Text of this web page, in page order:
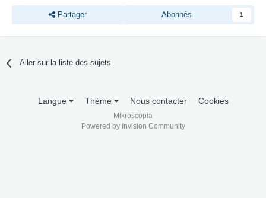
Partager Abonnés 1
Aller sur la liste des sujets
Langue Thème Nous contacter Cookies
Mikroscopia
Powered by Invision Community